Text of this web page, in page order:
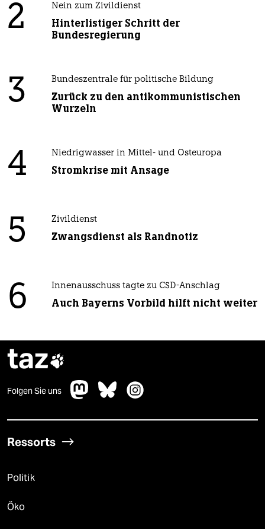
2 Nein zum Zivildienst
Hinterlistiger Schritt der
Bundesregierung
3 Bundeszentrale für politische Bildung
Zurück zu den antikommunistischen
Wurzeln
4 Niedrigwasser in Mittel- und Osteuropa
Stromkrise mit Ansage
5 Zivildienst
Zwangsdienst als Randnotiz
6 Innenausschuss tagte zu CSD-Anschlag
Auch Bayerns Vorbild hilft nicht weiter
taz
Folgen Sie uns
Ressorts
Politik
Öko